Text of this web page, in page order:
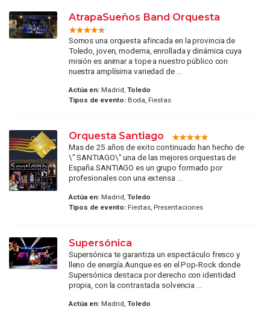
AtrapaSueños Band Orquesta
Somos una orquesta afincada en la provincia de
Toledo, joven, moderna, enrollada y dinámica cuya
misión es animar a tope a nuestro público con
nuestra amplísima variedad de ...
Actúa en:Madrid, Toledo
Tipos de evento:Boda, Fiestas
Orquesta Santiago
Mas de 25 años de exito continuado han hecho de
\" SANTIAGO\" una de las mejores orquestas de
España.SANTIAGO es un grupo formado por
profesionales con una extensa ...
Actúa en:Madrid, Toledo
Tipos de evento:Fiestas, Presentaciones
Supersónica
Supersónica te garantiza un espectáculo fresco y
lleno de energía.Aunque es en el Pop-Rock donde
Supersónica destaca por derecho con identidad
propia, con la contrastada solvencia ...
Actúa en:Madrid, Toledo